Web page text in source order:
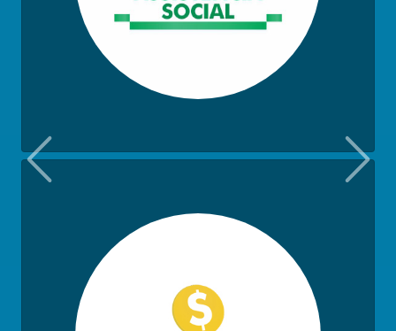
Previous Next